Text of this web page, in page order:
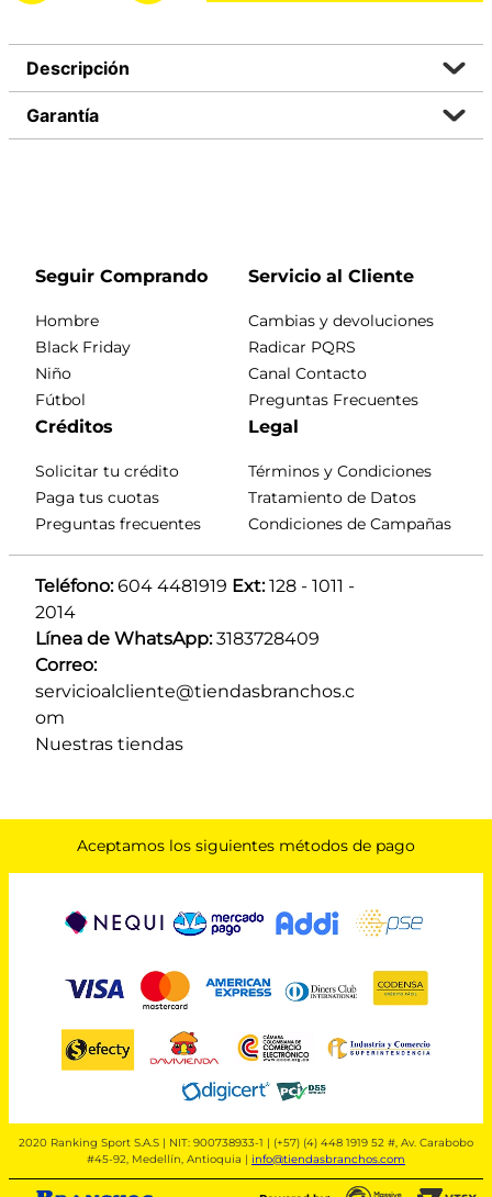
Descripción
Garantía
Seguir Comprando
Hombre
Black Friday
Niño
Fútbol
Servicio al Cliente
Cambias y devoluciones
Radicar PQRS
Canal Contacto
Preguntas Frecuentes
Créditos
Solicitar tu crédito
Paga tus cuotas
Preguntas frecuentes
Legal
Términos y Condiciones
Tratamiento de Datos
Condiciones de Campañas
Teléfono: 604 4481919 Ext: 128 - 1011 -
2014
Línea de WhatsApp: 3183728409
Correo:
servicioalcliente@tiendasbranchos.c
om
Nuestras tiendas
Aceptamos los siguientes métodos de pago
2020 Ranking Sport S.A.S | NIT: 900738933-1 | (+57) (4) 448 1919 52 #, Av. Carabobo
#45-92, Medellín, Antioquia | info@tiendasbranchos.com